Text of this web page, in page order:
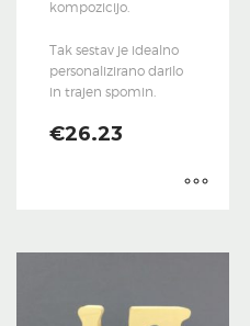
kompozicijo.
Tak sestav je idealno
personalizirano darilo
in trajen spomin.
€26.23